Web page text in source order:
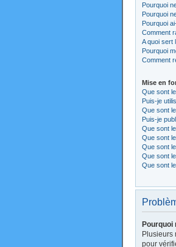
Pourquoi
Pourquoi
Pourquoi
Comment
A quoi sert
Pourquoi
Comment
Mise en
Que sont
Puis-je
Que sont
Puis-je
Que sont
Que sont
Que sont
Que sont
Que sont
Pourquoi
Plusieurs
pour